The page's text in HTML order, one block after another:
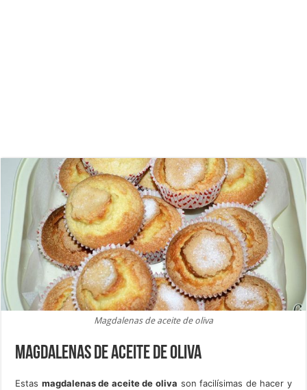
Magdalenas de aceite de oliva
Magdalenas de aceite de oliva
Estas magdalenas de aceite de oliva son facilísimas de hacer y